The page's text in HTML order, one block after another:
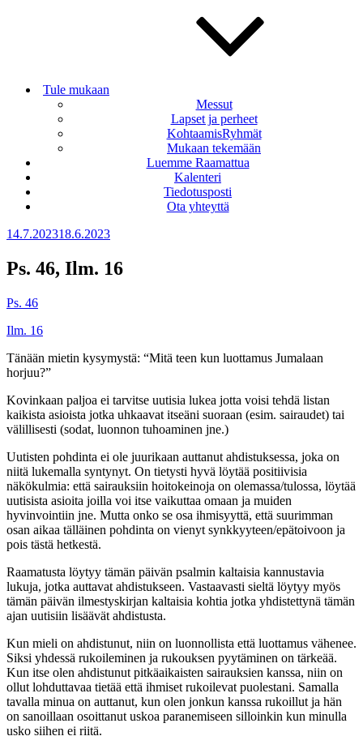
Tule mukaan
Messut
Lapset ja perheet
KohtaamisRyhmät
Mukaan tekemään
Luemme Raamattua
Kalenteri
Tiedotusposti
Ota yhteyttä
Julkaistu
14.7.202318.6.2023
Ps. 46, Ilm. 16
Ps. 46
Ilm. 16
Tänään mietin kysymystä: “Mitä teen kun luottamus Jumalaan
horjuu?”
Kovinkaan paljoa ei tarvitse uutisia lukea jotta voisi tehdä listan
kaikista asioista jotka uhkaavat itseäni suoraan (esim. sairaudet) tai
välillisesti (sodat, luonnon tuhoaminen jne.)
Uutisten pohdinta ei ole juurikaan auttanut ahdistuksessa, joka on
niitä lukemalla syntynyt. On tietysti hyvä löytää positiivisia
näkökulmia: että sairauksiin hoitokeinoja on olemassa/tulossa, löytää
uutisista asioita joilla voi itse vaikuttaa omaan ja muiden
hyvinvointiin jne. Mutta onko se osa ihmisyyttä, että suurimman
osan aikaa tälläinen pohdinta on vienyt synkkyyteen/epätoivoon ja
pois tästä hetkestä.
Raamatusta löytyy tämän päivän psalmin kaltaisia kannustavia
lukuja, jotka auttavat ahdistukseen. Vastaavasti sieltä löytyy myös
tämän päivän ilmestyskirjan kaltaisia kohtia jotka yhdistettynä tämän
ajan uutisiin lisäävät ahdistusta.
Kun mieli on ahdistunut, niin on luonnollista että luottamus vähenee.
Siksi yhdessä rukoileminen ja rukouksen pyytäminen on tärkeää.
Kun itse olen ahdistunut pitkäaikaisten sairauksien kanssa, niin on
ollut lohduttavaa tietää että ihmiset rukoilevat puolestani. Samalla
tavalla minua on auttanut, kun olen jonkun kanssa rukoillut ja hän
on sanoillaan osoittanut uskoa paranemiseen silloinkin kun minulla
usko siihen ei riitä.